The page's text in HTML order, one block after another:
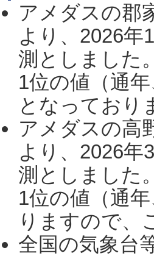
アメダスの郡
より、2026年
測としました
1位の値（通
となっており
アメダスの高
より、2026年
測としました
1位の値（通
りますので、
全国の気象台